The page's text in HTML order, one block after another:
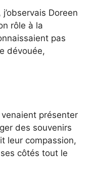
Doreen
rôle à la
pas
dévouée,
présenter
des souvenirs
leur compassion,
côtés tout le